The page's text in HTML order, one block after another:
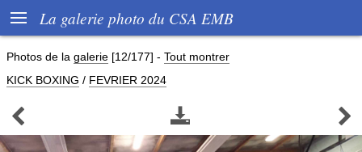
 La galerie photo du CSA EMB
Photos de la galerie [12/177] - Tout montrer
KICK BOXING / FEVRIER 2024
  